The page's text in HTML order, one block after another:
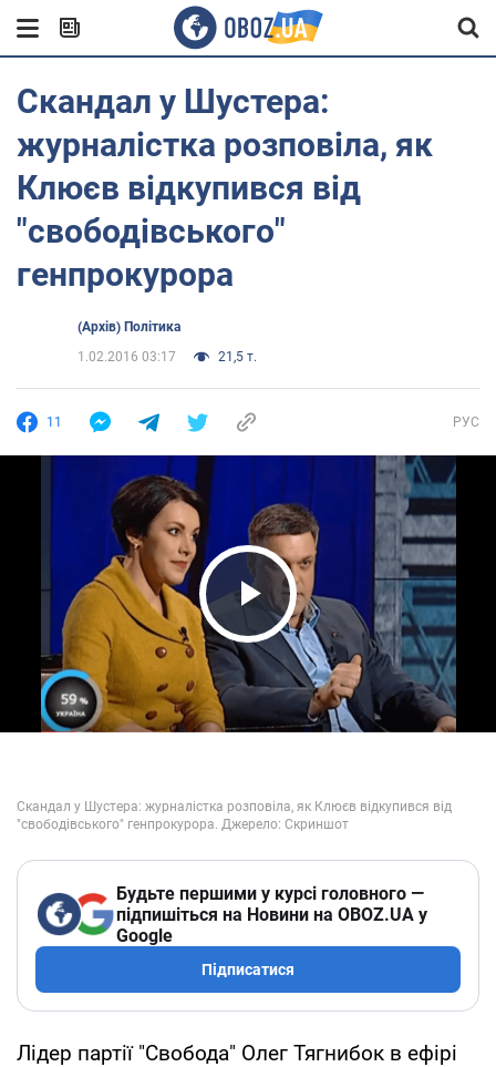
Скандал у Шустера:
журналістка розповіла, як
Клюєв відкупився від
"свободівського"
генпрокурора
(Архів) Політика
1.02.2016 03:17
21,5 т.
11 РУС
Play Video
Будьте першими у курсі головного —
підпишіться на Новини на OBOZ.UA у
Google
Підписатися
Лідер партії "Свобода" Олег Тягнибок в ефірі